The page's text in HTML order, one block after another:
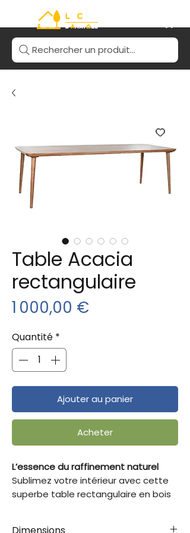
Rechercher un produit...
Table Acacia
rectangulaire
1 000,00 €
Quantité *
Ajouter au panier
Acheter
L’essence du raffinement naturel
Sublimez votre intérieur avec cette
superbe table rectangulaire en bois
Dimensions